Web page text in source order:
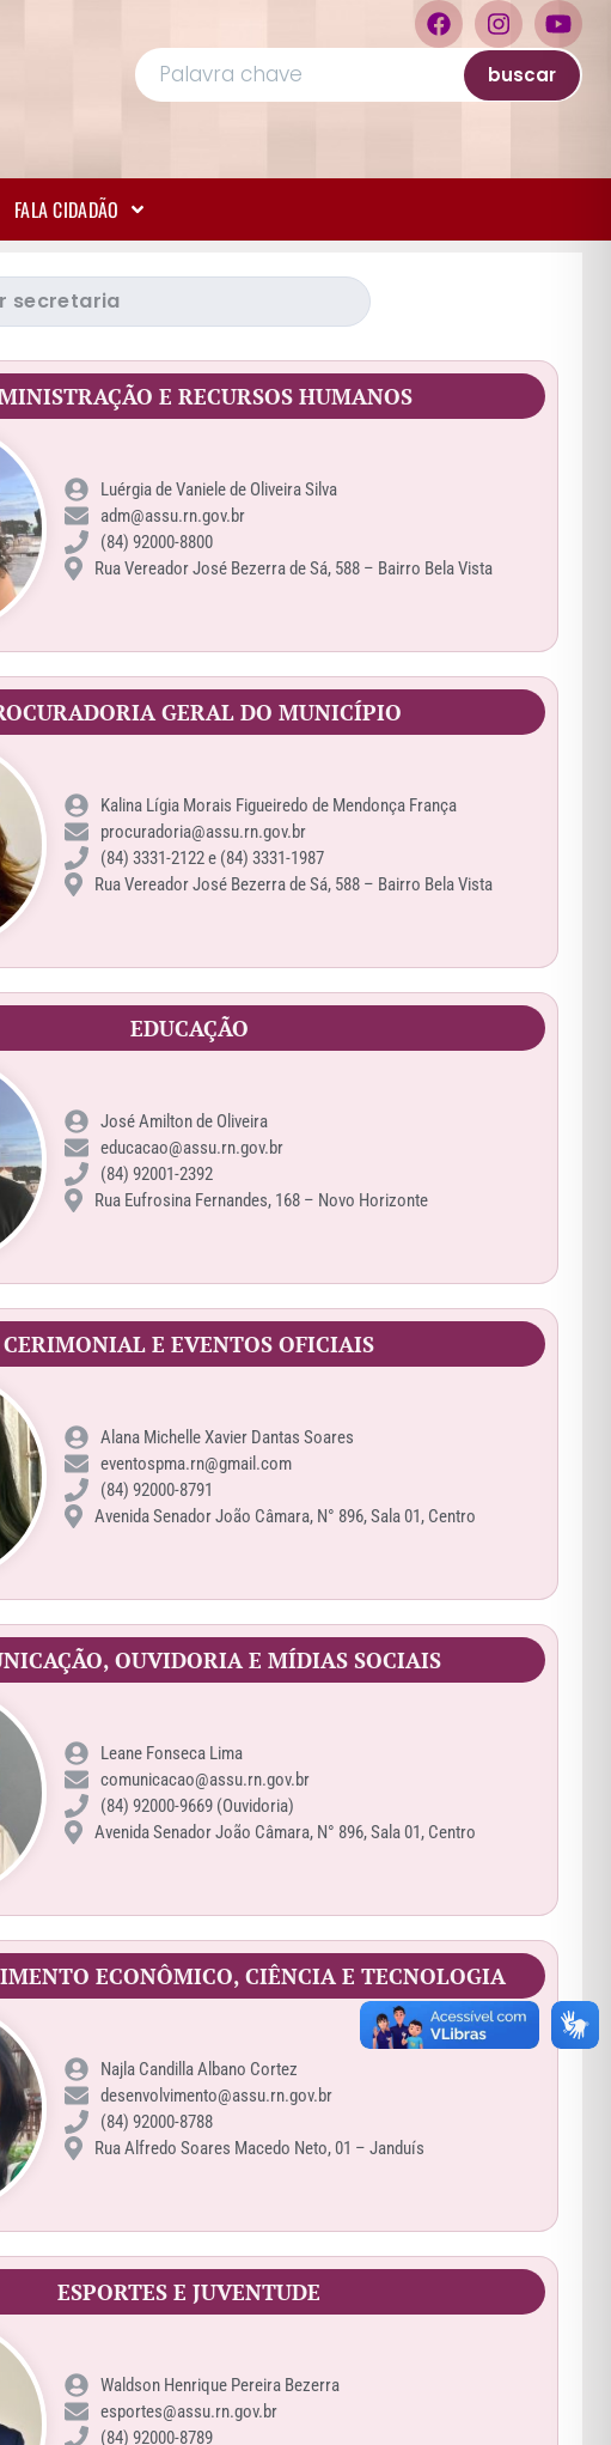
buscar
FALA CIDADÃO
E RECURSOS HUMANOS
Luérgia de Vaniele de Oliveira Silva
adm@assu.rn.gov.br
(84) 92000-8800
Rua Vereador José Bezerra de Sá, 588 – Bairro Bela Vista
GERAL DO MUNICÍPIO
Kalina Lígia Morais Figueiredo de Mendonça França
procuradoria@assu.rn.gov.br
(84) 3331-2122 e (84) 3331-1987
Rua Vereador José Bezerra de Sá, 588 – Bairro Bela Vista
EDUCAÇÃO
José Amilton de Oliveira
educacao@assu.rn.gov.br
(84) 92001-2392
Rua Eufrosina Fernandes, 168 – Novo Horizonte
CERIMONIAL E EVENTOS OFICIAIS
Alana Michelle Xavier Dantas Soares
eventospma.rn@gmail.com
(84) 92000-8791
Avenida Senador João Câmara, N° 896, Sala 01, Centro
OUVIDORIA E MÍDIAS SOCIAIS
Leane Fonseca Lima
comunicacao@assu.rn.gov.br
(84) 92000-9669 (Ouvidoria)
Avenida Senador João Câmara, N° 896, Sala 01, Centro
ECONÔMICO, CIÊNCIA E TECNOLOGIA
Najla Candilla Albano Cortez
desenvolvimento@assu.rn.gov.br
(84) 92000-8788
Rua Alfredo Soares Macedo Neto, 01 – Janduís
ESPORTES E JUVENTUDE
Waldson Henrique Pereira Bezerra
esportes@assu.rn.gov.br
(84) 92000-8789